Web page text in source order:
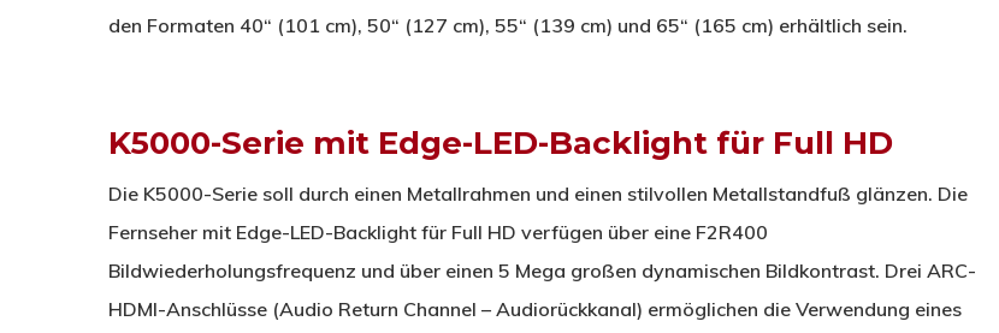
den Formaten 40“ (101 cm), 50“ (127 cm), 55“ (139 cm) und 65“ (165 cm) erhältlich sein.
K5000-Serie mit Edge-LED-Backlight für Full HD
Die K5000-Serie soll durch einen Metallrahmen und einen stilvollen Metallstandfuß glänzen. Die
Fernseher mit Edge-LED-Backlight für Full HD verfügen über eine F2R400
Bildwiederholungsfrequenz und über einen 5 Mega großen dynamischen Bildkontrast. Drei ARC-
HDMI-Anschlüsse (Audio Return Channel – Audiorückkanal) ermöglichen die Verwendung eines